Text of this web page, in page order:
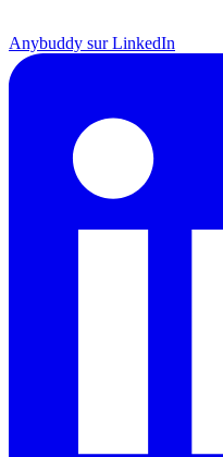
Anybuddy sur LinkedIn